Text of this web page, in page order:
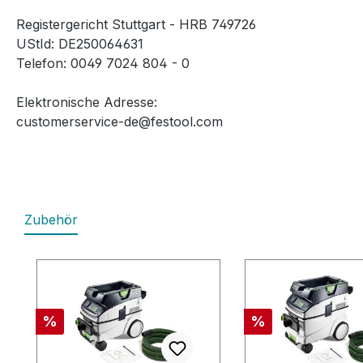
Registergericht Stuttgart - HRB 749726
UStId: DE250064631
Telefon: 0049 7024 804 - 0
Elektronische Adresse:
customerservice-de@festool.com
Zubehör
Rabatt
% Rabatt
%